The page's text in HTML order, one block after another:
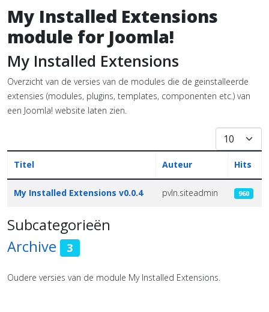
My Installed Extensions
module for Joomla!
My Installed Extensions
Overzicht van de versies van de modules die de geinstalleerde
extensies (modules, plugins, templates, componenten etc.) van
een Joomla! website laten zien.
Toon #
Titel Auteur Hits
My Installed Extensions v0.0.4 pvln.siteadmin 960
Subcategorieën
Archive
3
Oudere versies van de module My Installed Extensions.